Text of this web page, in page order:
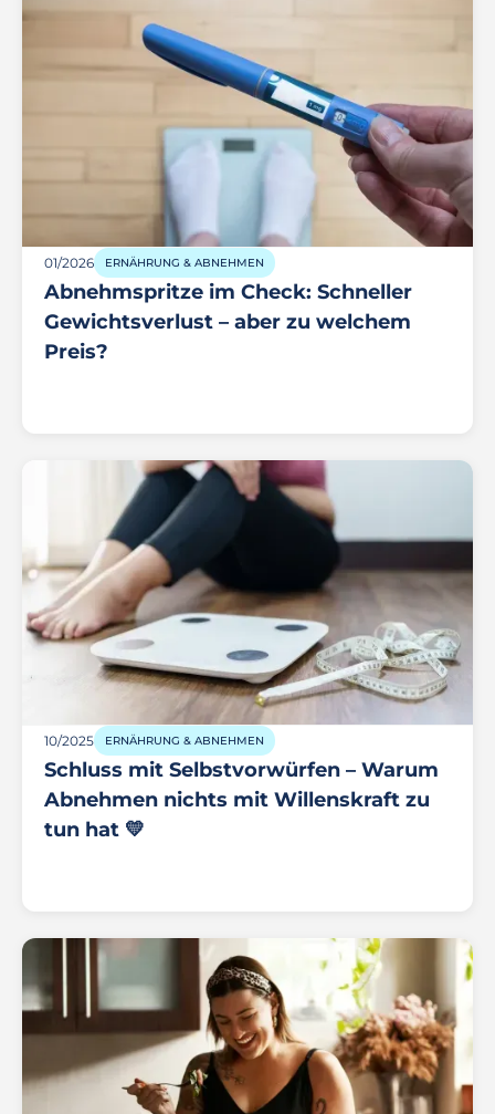
01/2026 ERNÄHRUNG & ABNEHMEN
Abnehmspritze im Check: Schneller
Gewichtsverlust – aber zu welchem
Preis?
10/2025 ERNÄHRUNG & ABNEHMEN
Schluss mit Selbstvorwürfen – Warum
Abnehmen nichts mit Willenskraft zu
tun hat 💛